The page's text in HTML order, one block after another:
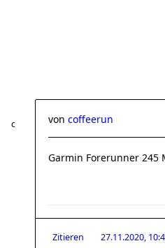
von coffeerun
Garmin Forerunner 245
Zitieren 27.11.2020,